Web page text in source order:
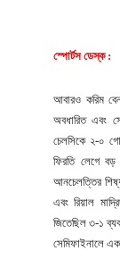
স্পোর্টস ডেস্ক :
আবারও করিম
অবধারিত এবং
চেলসিকে ২-০
ফিরতি লেগে বড়
আনচেলত্তির
এবং রিয়াল
জিতেছিল ৩-১
সেমিফাইনালে এক